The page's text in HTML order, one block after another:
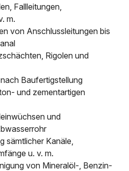
Fallleitungen,
m.
von Anschlussleitungen bis
Rigolen und
Baufertigstellung
und zementartigen
und
sämtlicher Kanäle,
u. v. m.
von Mineralöl-, Benzin-